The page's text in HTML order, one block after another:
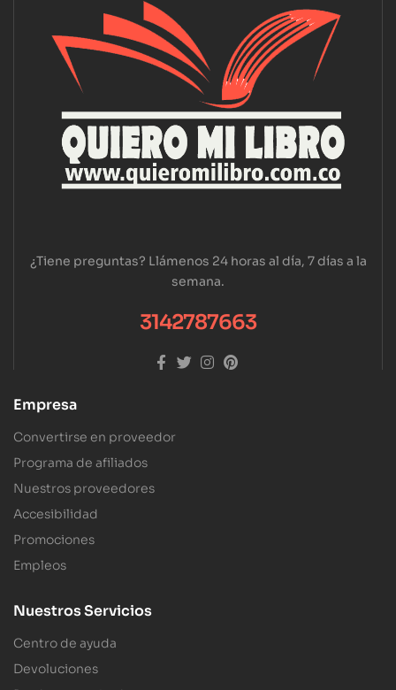
¿Tiene preguntas? Llámenos 24 horas al día, 7 días a la
semana.
3142787663
Empresa
Convertirse en proveedor
Programa de afiliados
Nuestros proveedores
Accesibilidad
Promociones
Empleos
Nuestros Servicios
Centro de ayuda
Devoluciones